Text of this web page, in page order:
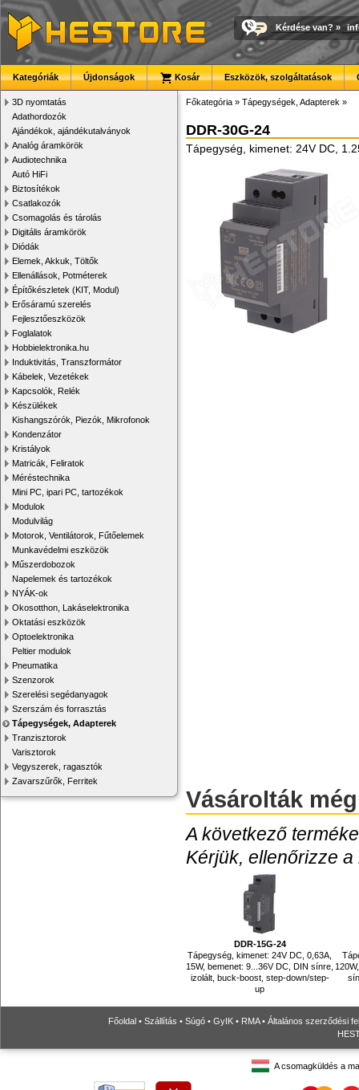
Kérdése van? »
Kategóriák Újdonságok Kosár Eszközök, szolgáltatások
3D nyomtatás
Adathordozók
Ajándékok, ajándékutalványok
Analóg áramkörök
Audiotechnika
Autó HiFi
Biztosítékok
Csatlakozók
Csomagolás és tárolás
Digitális áramkörök
Diódák
Elemek, Akkuk, Töltők
Ellenállások, Potméterek
Építőkészletek (KIT, Modul)
Erősáramú szerelés
Fejlesztőeszközök
Foglalatok
Hobbielektronika.hu
Induktivitás, Transzformátor
Kábelek, Vezetékek
Kapcsolók, Relék
Készülékek
Kishangszórók, Piezók, Mikrofonok
Kondenzátor
Kristályok
Matricák, Feliratok
Méréstechnika
Mini PC, ipari PC, tartozékok
Modulok
Modulvilág
Motorok, Ventilátorok, Fűtőelemek
Munkavédelmi eszközök
Műszerdobozok
Napelemek és tartozékok
NYÁK-ok
Okosotthon, Lakáselektronika
Oktatási eszközök
Optoelektronika
Peltier modulok
Pneumatika
Szenzorok
Szerelési segédanyagok
Szerszám és forrasztás
Tápegységek, Adapterek
Tranzisztorok
Varisztorok
Vegyszerek, ragasztók
Zavarszűrők, Ferritek
Főkategória » Tápegységek, Adapterek »
DDR-30G-24
Tápegység, kimenet: 24V DC,
Vásárolták még
A következő
Kérjük, ellenőrizze
DDR-15G-24
Tápegység, kimenet: 24V DC, 0,63A,
15W, bemenet: 9...36V DC, DIN sínre,
izolált, buck-boost, step-down/step-
up
Főoldal • Szállítás • Súgó • GyIK • RMA• Általános szerződési
A csomagküldés a